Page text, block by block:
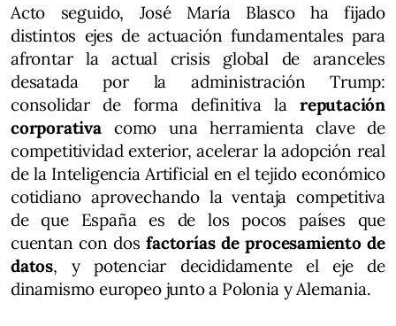
Acto seguido, José María Blasco ha fijado
distintos ejes de actuación fundamentales para
afrontar la actual crisis global de aranceles
desatada por la administración Trump:
consolidar de forma definitiva la reputación
corporativacomo una herramienta clave de
competitividad exterior, acelerar la adopción real
de la Inteligencia Artificial en el tejido económico
cotidiano aprovechando la ventaja competitiva
de que España es de los pocos países que
cuentan con dos factorías de procesamiento de
datos, y potenciar decididamente el eje de
dinamismo europeo junto a Polonia y Alemania.